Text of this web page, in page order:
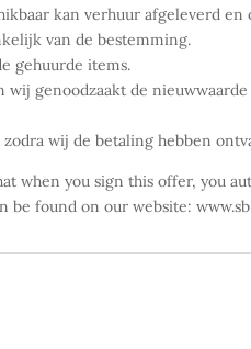
kan verhuur afgeleverd
van de bestemming.
gehuurde items.
genoodzaakt de
wij de betaling hebben
when you sign this offer, you
be found on our website: